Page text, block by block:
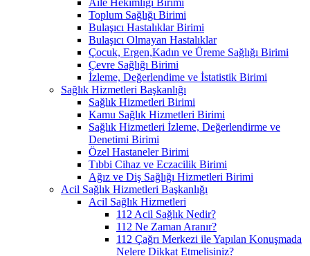
Toplum Sağlığı Birimi
Bulaşıcı Hastalıklar Birimi
Bulaşıcı Olmayan Hastalıklar
Çocuk, Ergen,Kadın ve Üreme Sağlığı Birimi
Çevre Sağlığı Birimi
İzleme, Değerlendime ve İstatistik Birimi
Sağlık Hizmetleri Başkanlığı
Sağlık Hizmetleri Birimi
Kamu Sağlık Hizmetleri Birimi
Sağlık Hizmetleri İzleme, Değerlendirme ve
Denetimi Birimi
Özel Hastaneler Birimi
Tıbbi Cihaz ve Eczacilik Birimi
Ağız ve Diş Sağlığı Hizmetleri Birimi
Acil Sağlık Hizmetleri Başkanlığı
Acil Sağlık Hizmetleri
112 Acil Sağlık Nedir?
112 Ne Zaman Aranır?
112 Çağrı Merkezi ile Yapılan Konuşmada
Nelere Dikkat Etmelisiniz?